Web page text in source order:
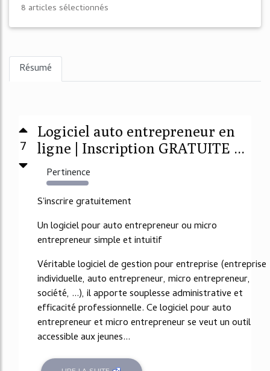
8 articles sélectionnés
Résumé
7
Logiciel auto entrepreneur en
ligne | Inscription GRATUITE ...
Pertinence
14285%
S'inscrire gratuitement
Un logiciel pour auto entrepreneur ou micro
entrepreneur simple et intuitif
Véritable logiciel de gestion pour entreprise (entreprise
individuelle, auto entrepreneur, micro entrepreneur,
société, ...), il apporte souplesse administrative et
efficacité professionnelle. Ce logiciel pour auto
entrepreneur et micro entrepreneur se veut un outil
accessible aux jeunes...